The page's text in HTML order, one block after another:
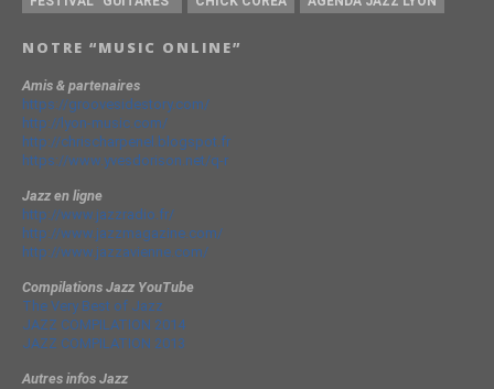
NOTRE “MUSIC ONLINE”
Amis & partenaires
https://groovesidestory.com/
http://lyon-music.com/
http://chrischarpenel.blogspot.fr
https://www.yvesdorison.net/q-r
Jazz en ligne
http://www.jazzradio.fr/
http://www.jazzmagazine.com/
http://www.jazzavienne.com/
Compilations Jazz YouTube
The Very Best of Jazz
JAZZ COMPILATION 2014
JAZZ COMPILATION 2013
Autres infos Jazz